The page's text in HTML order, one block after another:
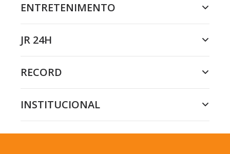
ENTRETENIMENTO
JR 24H
RECORD
INSTITUCIONAL